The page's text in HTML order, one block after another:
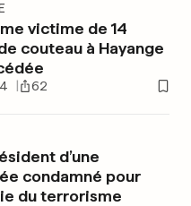
victime de 14
couteau à Hayange
62
d’une
condamné pour
du terrorisme